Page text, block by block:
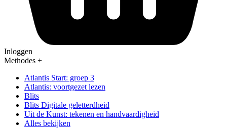
Inloggen
Methodes +
Atlantis Start: groep 3
Atlantis: voortgezet lezen
Blits
Blits Digitale geletterdheid
Uit de Kunst: tekenen en handvaardigheid
Alles bekijken